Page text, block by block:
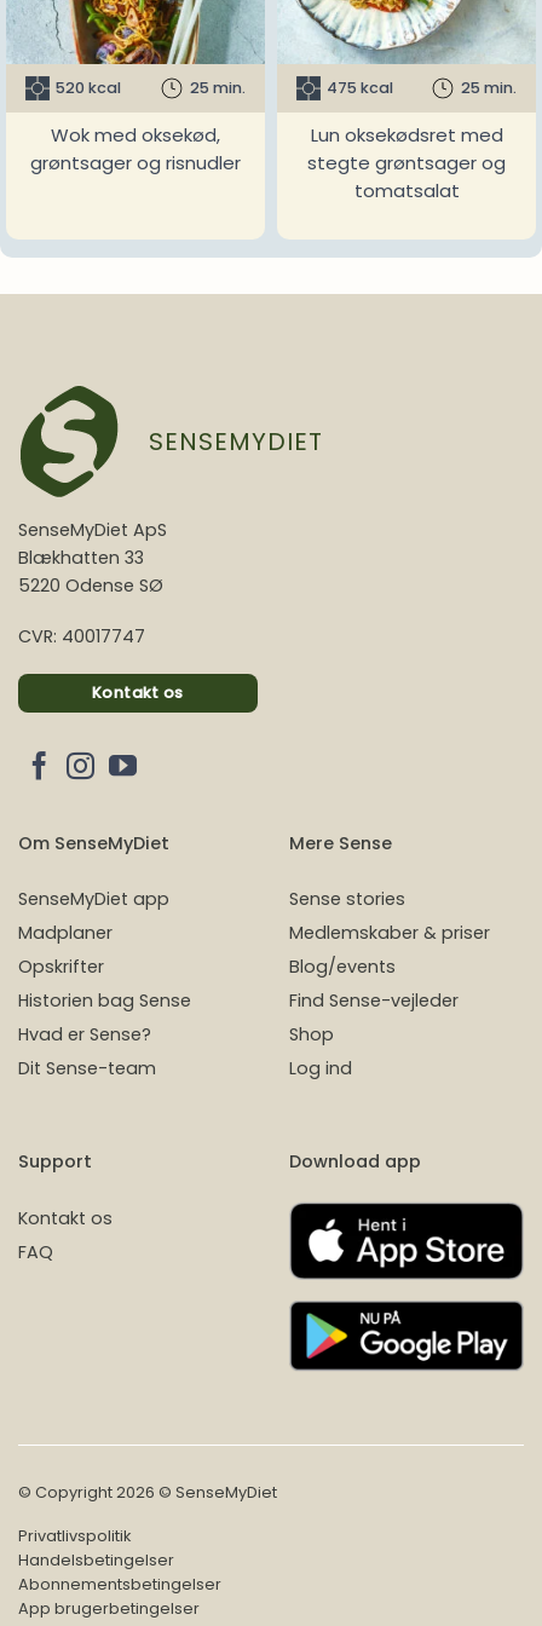
520 kcal 25 min.
Wok med oksekød,
grøntsager og risnudler
475 kcal 25 min.
Lun oksekødsret med
stegte grøntsager og
tomatsalat
SENSEMYDIET
SenseMyDiet ApS
Blækhatten 33
5220 Odense SØ
CVR: 40017747
Kontakt os
Om SenseMyDiet
SenseMyDiet app
Madplaner
Opskrifter
Historien bag Sense
Hvad er Sense?
Dit Sense-team
Mere Sense
Sense stories
Medlemskaber & priser
Blog/events
Find Sense-vejleder
Shop
Log ind
Support
Kontakt os
FAQ
Download app
© Copyright 2026 © SenseMyDiet
Privatlivspolitik
Handelsbetingelser
Abonnementsbetingelser
App brugerbetingelser